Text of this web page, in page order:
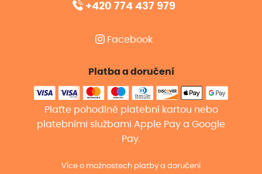
+420 774 437 979
Facebook
Platba a doručení
Plaťte pohodlně platební kartou nebo
platebními službami Apple Pay a Google
Pay.
Více o možnostech platby a doručení